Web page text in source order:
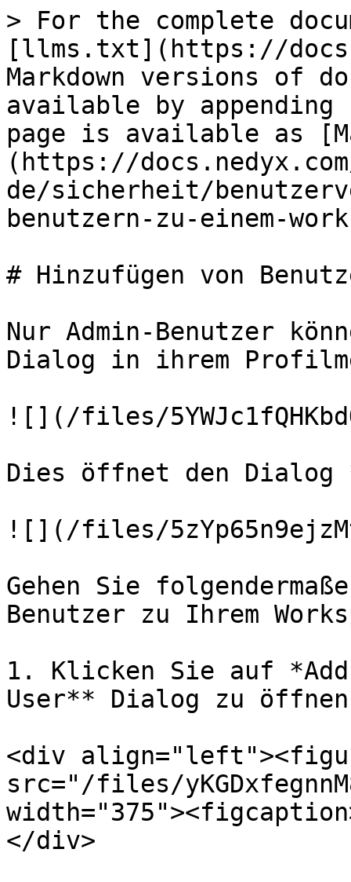
> For the complete
[llms.txt](https://
Markdown versions of
available by
page is available as
(https://
de/sicherheit/
benutzern-zu-einem-
# Hinzufügen von
Nur Admin-Benutzer
Dialog in ihrem
![](/files/
Dies öffnet den Dialog
![](/files/
Gehen Sie
Benutzer zu Ihrem
1. Klicken Sie auf *Add
User** Dialog zu
<div
src="/files/
</div>